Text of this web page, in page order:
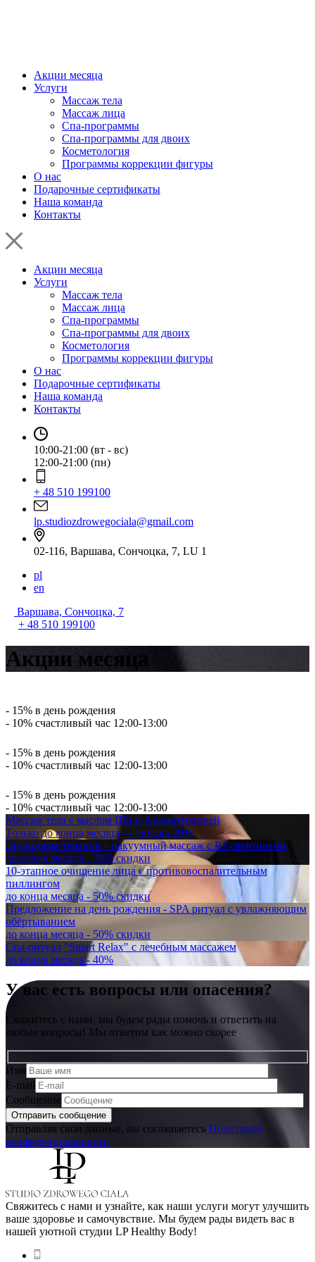
Акции месяца
Услуги
Массаж тела
Массаж лица
Спа-программы
Спа-программы для двоих
Косметология
Программы коррекции фигуры
О нас
Подарочные сертификаты
Наша команда
Контакты
Акции месяца
Услуги
Массаж тела
Массаж лица
Спа-программы
Спа-программы для двоих
Косметология
Программы коррекции фигуры
О нас
Подарочные сертификаты
Наша команда
Контакты
10:00-21:00 (вт - вс)
12:00-21:00 (пн)
+ 48 510 199100
lp.studiozdrowegociala@gmail.com
02-116, Варшава, Сончоцка, 7, LU 1
pl
en
Варшава, Сончоцка, 7
+ 48 510 199100
Акции месяца
- 15% в день рождения
- 10% счастливый час 12:00-13:00
- 15% в день рождения
- 10% счастливый час 12:00-13:00
- 15% в день рождения
- 10% счастливый час 12:00-13:00
Массаж тела с маслом Ши и Ароматерапией
Только до конца месяца — скидка 20%
Эндосфера-терапия + вакуумный массаж с RF-лифтингом
до конца месяца - 30% скидки
10-этапное очищение лица с противовоспалительным
пиллингом
до конца месяца - 50% скидки
Предложение на день рождения - SPA ритуал с увлажняющим
обёртыванием
до конца месяца - 50% скидки
Спа-ритуал "Smart Relax" с лечебным массажем
до конца месяца - 40%
У вас есть вопросы или опасения?
Свяжитесь с нами, мы будем рады помочь и ответить на
любые вопросы! Мы ответим как можно скорее
Имя
E-mail
Сообщение
Отправляя свои данные, вы соглашаетесь Политикой
конфиденциальности
Свяжитесь с нами и узнайте, как наши услуги могут улучшить
ваше здоровье и самочувствие. Мы будем рады видеть вас в
нашей уютной студии LP Healthy Body!